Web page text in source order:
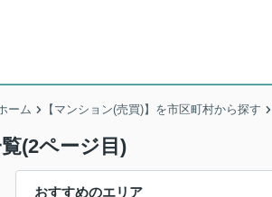
ーム 【マンション(売買)】を市区町村から探す
(2ページ目)
おすすめのエリア